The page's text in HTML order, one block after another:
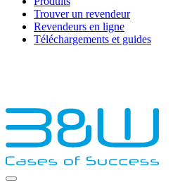
Trouver un revendeur
Revendeurs en ligne
Téléchargements et guides